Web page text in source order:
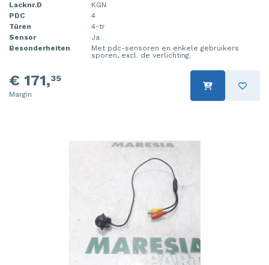
Lacknr.D
KGN
PDC
4
Türen
4-tr
Sensor
Ja
Besonderheiten
Met pdc-sensoren en enkele gebruikers
sporen, excl. de verlichting.
€ 171,35
Margin